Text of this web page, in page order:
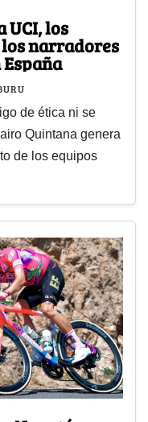
UCI, los
los narradores
de ética ni se
Quintana genera
de los equipos